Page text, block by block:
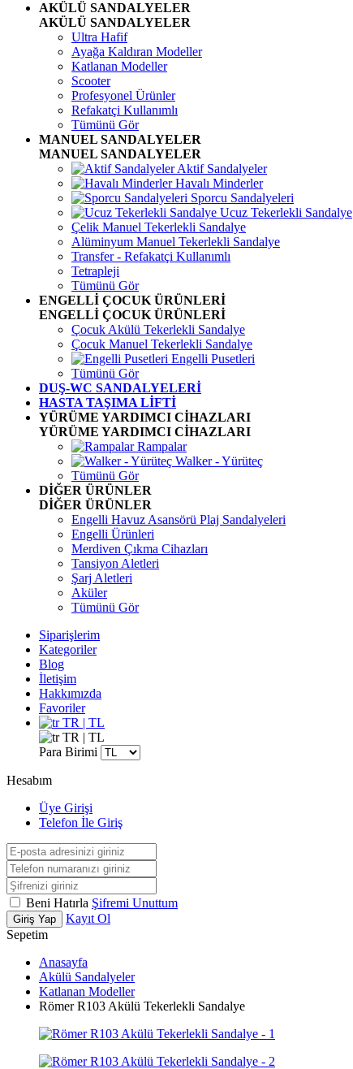
AKÜLÜ SANDALYELER
AKÜLÜ SANDALYELER
Ultra Hafif
Ayağa Kaldıran Modeller
Katlanan Modeller
Scooter
Profesyonel Ürünler
Refakatçi Kullanımlı
Tümünü Gör
MANUEL SANDALYELER
MANUEL SANDALYELER
Aktif Sandalyeler
Havalı Minderler
Sporcu Sandalyeleri
Ucuz Tekerlekli Sandalye
Çelik Manuel Tekerlekli Sandalye
Alüminyum Manuel Tekerlekli Sandalye
Transfer - Refakatçi Kullanımlı
Tetrapleji
Tümünü Gör
ENGELLİ ÇOCUK ÜRÜNLERİ
ENGELLİ ÇOCUK ÜRÜNLERİ
Çocuk Akülü Tekerlekli Sandalye
Çocuk Manuel Tekerlekli Sandalye
Engelli Pusetleri
Tümünü Gör
DUŞ-WC SANDALYELERİ
HASTA TAŞIMA LİFTİ
YÜRÜME YARDIMCI CİHAZLARI
YÜRÜME YARDIMCI CİHAZLARI
Rampalar
Walker - Yürüteç
Tümünü Gör
DİĞER ÜRÜNLER
DİĞER ÜRÜNLER
Engelli Havuz Asansörü Plaj Sandalyeleri
Engelli Ürünleri
Merdiven Çıkma Cihazları
Tansiyon Aletleri
Şarj Aletleri
Aküler
Tümünü Gör
Siparişlerim
Kategoriler
Blog
İletişim
Hakkımızda
Favoriler
TR | TL
TR | TL
Para Birimi
Hesabım
Üye Girişi
Telefon İle Giriş
Beni Hatırla Şifremi Unuttum
Giriş Yap
Kayıt Ol
Sepetim
Anasayfa
Akülü Sandalyeler
Katlanan Modeller
Römer R103 Akülü Tekerlekli Sandalye